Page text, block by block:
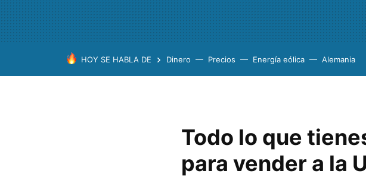
HOY SE HABLA DE Dinero Precios Energía eólica Alemania
Todo lo que
para vender a la